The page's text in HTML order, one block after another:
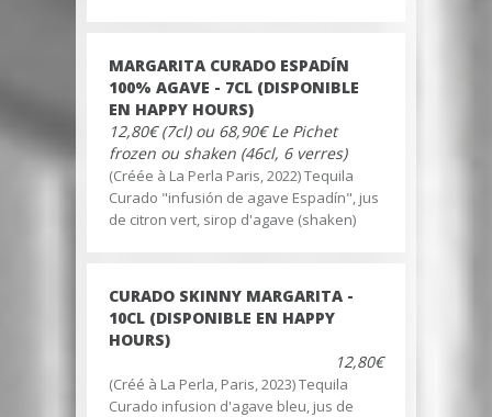
MARGARITA CURADO ESPADÍN
100% AGAVE - 7CL (DISPONIBLE
EN HAPPY HOURS)
12,80€ (7cl) ou 68,90€ Le Pichet
frozen ou shaken (46cl, 6 verres)
(Créée à La Perla Paris, 2022) Tequila
Curado "infusión de agave Espadín", jus
de citron vert, sirop d'agave (shaken)
CURADO SKINNY MARGARITA -
10CL (DISPONIBLE EN HAPPY
HOURS)
12,80€
(Créé à La Perla, Paris, 2023) Tequila
Curado infusion d'agave bleu, jus de